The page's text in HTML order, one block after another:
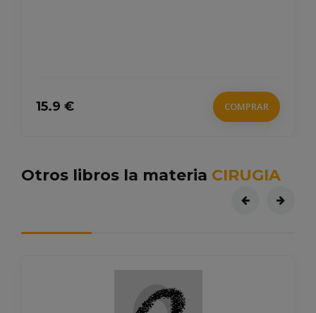
15.9 € COMPRAR
Otros libros la materia CIRUGIA